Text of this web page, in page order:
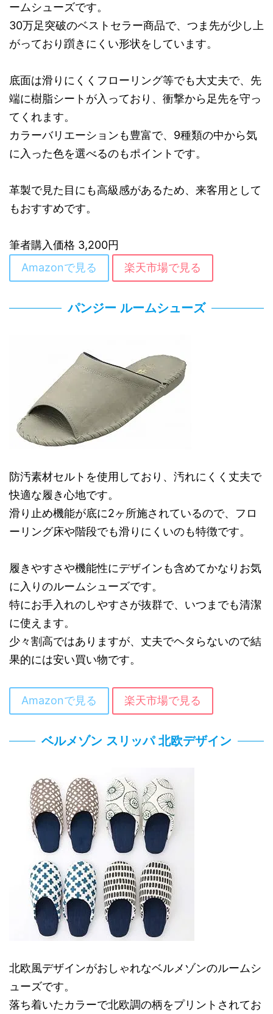
ームシューズです。
30万足突破のベストセラー商品で、つま先が少し上
がっており躓きにくい形状をしています。
底面は滑りにくくフローリング等でも大丈夫で、先
端に樹脂シートが入っており、衝撃から足先を守っ
てくれます。
カラーバリエーションも豊富で、9種類の中から気
に入った色を選べるのもポイントです。
革製で見た目にも高級感があるため、来客用として
もおすすめです。
筆者購入価格 3,200円
Amazonで見る
楽天市場で見る
パンジー ルームシューズ
防汚素材セルトを使用しており、汚れにくく丈夫で
快適な履き心地です。
滑り止め機能が底に2ヶ所施されているので、フロ
ーリング床や階段でも滑りにくいのも特徴です。
履きやすさや機能性にデザインも含めてかなりお気
に入りのルームシューズです。
特にお手入れのしやすさが抜群で、いつまでも清潔
に使えます。
少々割高ではありますが、丈夫でヘタらないので結
果的には安い買い物です。
Amazonで見る 楽天市場で見る
ベルメゾン スリッパ 北欧デザイン
北欧風デザインがおしゃれなベルメゾンのルームシ
ューズです。
落ち着いたカラーで北欧調の柄をプリントされてお